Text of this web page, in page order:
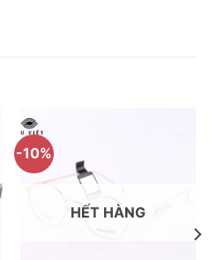
-10%
HẾT HÀNG